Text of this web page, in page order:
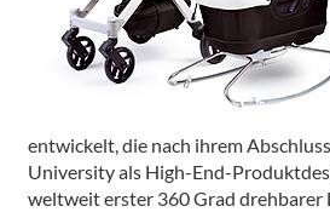
entwickelt, die nach ihrem
University als High-End-
weltweit erster 360 Grad drehbarer